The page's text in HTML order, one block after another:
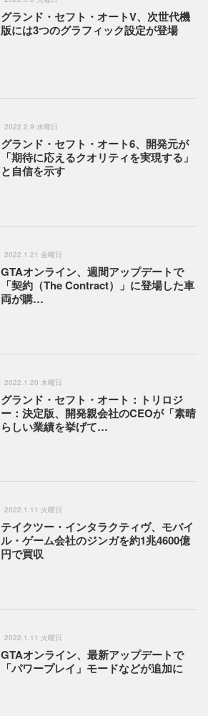
グランド・セフト・オートV、次世代機
版には3つのグラフィック設定が登場
2022.2.9 水曜日
グランド・セフト・オート6、開発元が
「期待に応えるクオリティを実現する」
と自信を示す
2022.1.21 金曜日
GTAオンライン、週間アップデートで
「契約（The Contract）」に登場した車
両が購…
2022.1.20 木曜日
グランド・セフト・オート：トリロジ
ー：決定版、開発親会社のCEOが「素晴
らしい業績を挙げて…
2022.1.11 火曜日
テイクツー・インタラクティヴ、モバイ
ル・ゲーム会社のジンガを約1兆4600億
円で買収
2022.1.11 火曜日
GTAオンライン、最新アップデートで
「パワープレイ」モードなどが追加に